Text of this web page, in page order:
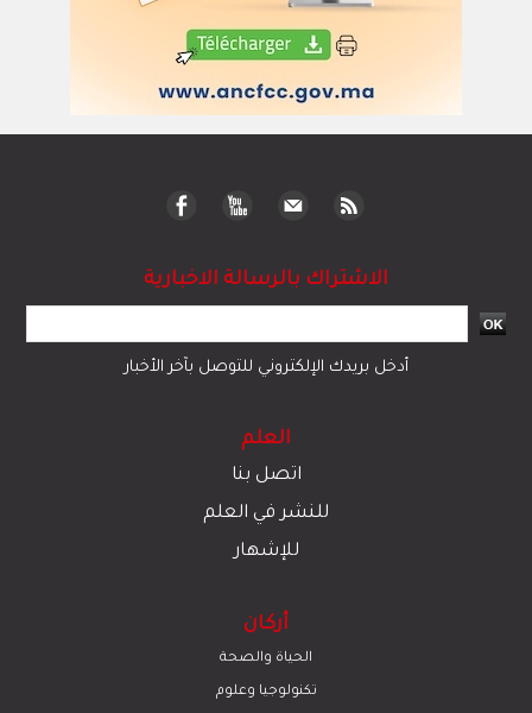
الاشتراك بالرسالة الاخبارية
أدخل بريدك الإلكتروني للتوصل بآخر الأخبار
العلم
اتصل بنا
للنشر في العلم
للإشهار
أركان
الحياة والصحة
تكنولوجيا وعلوم